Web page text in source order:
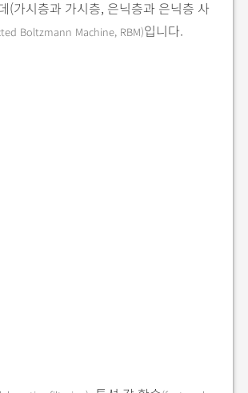
(가시층과 가시층, 은닉층과 은닉층 사
Boltzmann Machine, RBM)입니다.